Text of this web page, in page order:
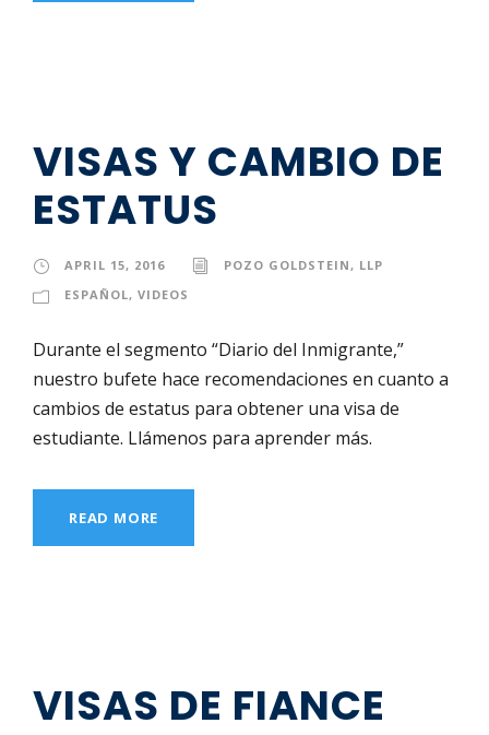
VISAS Y CAMBIO DE
ESTATUS
APRIL 15, 2016
POZO GOLDSTEIN, LLP
ESPAÑOL, VIDEOS
Durante el segmento “Diario del Inmigrante,”
nuestro bufete hace recomendaciones en cuanto a
cambios de estatus para obtener una visa de
estudiante. Llámenos para aprender más.
READ MORE
VISAS DE FIANCE